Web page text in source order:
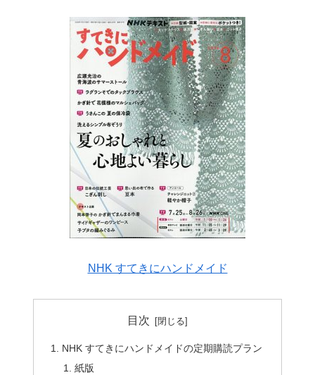
NHK すてきにハンドメイド
目次
NHK すてきにハンドメイドの定期購読プラン
紙版